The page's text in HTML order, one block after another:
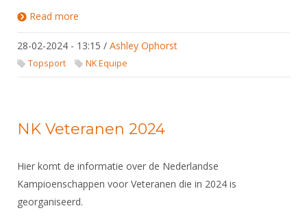
Read more
28-02-2024 - 13:15 / Ashley Ophorst
Topsport NK Equipe
NK Veteranen 2024
Hier komt de informatie over de Nederlandse
Kampioenschappen voor Veteranen die in 2024 is
georganiseerd.